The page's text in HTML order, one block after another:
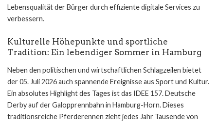
Lebensqualität der Bürger durch effiziente digitale Services zu
verbessern.
Kulturelle Höhepunkte und sportliche
Tradition: Ein lebendiger Sommer in Hamburg
Neben den politischen und wirtschaftlichen Schlagzeilen bietet
der 05. Juli 2026 auch spannende Ereignisse aus Sport und Kultur.
Ein absolutes Highlight des Tages ist das IDEE 157. Deutsche
Derby auf der Galopprennbahn in Hamburg-Horn. Dieses
traditionsreiche Pferderennen zieht jedes Jahr Tausende von